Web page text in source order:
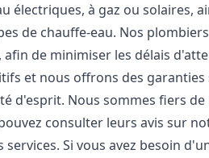
électriques, à gaz ou solaires,
de chauffe-eau. Nos
de minimiser les délais
et nous offrons des garanties
d'esprit. Nous sommes fiers
consulter leurs avis sur
Si vous avez besoin